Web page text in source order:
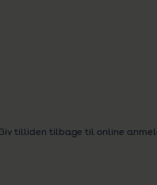
tilliden tilbage til online